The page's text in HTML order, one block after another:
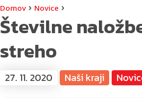
Domov › Novice ›
Številne
streho
27. 11. 2020 Naši kraji